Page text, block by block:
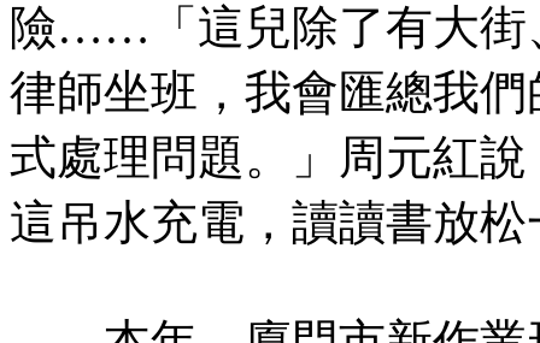
險……「這兒除了有大街
律師坐班，我會匯總我
式處理問題。」周元紅
這吊水充電，讀讀書放松